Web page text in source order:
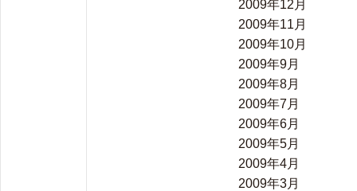
2009年12月
2009年11月
2009年10月
2009年9月
2009年8月
2009年7月
2009年6月
2009年5月
2009年4月
2009年3月